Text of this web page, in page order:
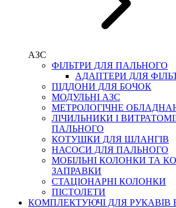
АЗС
ФІЛЬТРИ ДЛЯ ПАЛЬНОГО
АДАПТЕРИ ДЛЯ
ПІДДОНИ ДЛЯ БОЧОК
МОДУЛЬНІ АЗС
МЕТРОЛОГІЧНЕ
ЛІЧИЛЬНИКИ І
ПАЛЬНОГО
КОТУШКИ ДЛЯ ШЛАНГІВ
НАСОСИ ДЛЯ ПАЛЬНОГО
МОБІЛЬНІ КОЛОНКИ ТА
ЗАПРАВКИ
СТАЦІОНАРНІ КОЛОНКИ
ПІСТОЛЕТИ
КОМПЛЕКТУЮЧІ ДЛЯ РУКАВІВ